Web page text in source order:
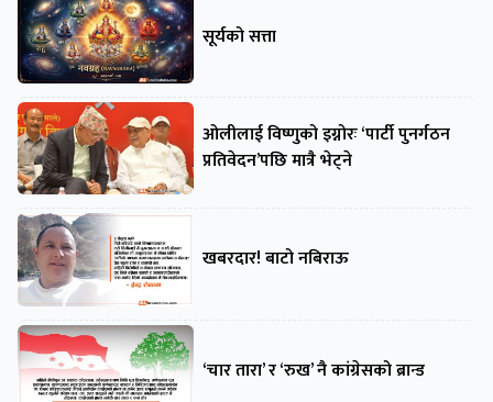
सूर्यको सत्ता
ओलीलाई विष्णुको इग्नोरः ‘पार्टी पुनर्गठन
प्रतिवेदन’पछि मात्रै भेट्ने
खबरदार! बाटो नबिराऊ
‘चार तारा’ र ‘रुख’ नै कांग्रेसको ब्रान्ड